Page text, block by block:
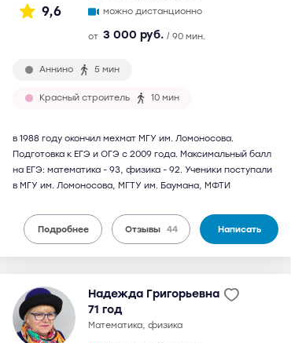
9,6
можно дистанционно
от 3 000 руб. / 90 мин.
Аннино 5 мин
Красный строитель 10 мин
в 1988 году окончил мехмат МГУ им. Ломоносова.
Подготовка к ЕГЭ и ОГЭ с 2009 года. Максимальный балл
на ЕГЭ: математика - 93, физика - 92. Ученики поступали
в МГУ им. Ломоносова, МГТУ им. Баумана, МФТИ
Подробнее Отзывы 44 Написать
Надежда Григорьевна
71 год
математика, физика